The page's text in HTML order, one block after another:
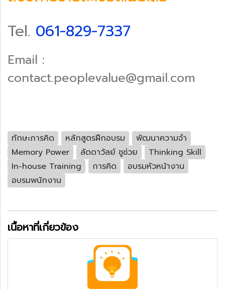
Tel. 061-829-7337
Email :
contact.peoplevalue@gmail.com
ทักษะการคิด หลักสูตรฝึกอบรม
พัฒนาความจำ
Memory Power
ลัดดาวัลย์ ชูช่วย
Thinking Skill
In-house Training
การคิด
อบรมหัวหน้างาน
อบรมพนักงาน
เนื้อหาที่เกี่ยวข้อง